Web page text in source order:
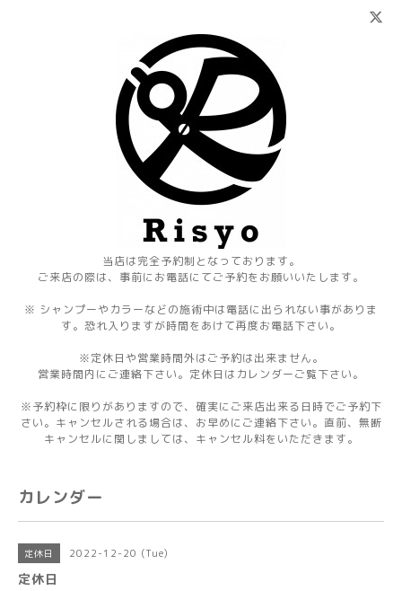
当店は完全予約制となっております。
ご来店の際は、事前にお電話にてご予約をお願いいたします。
※ シャンプーやカラーなどの施術中は電話に出られない事がありま
す。恐れ入りますが時間をあけて再度お電話下さい。
※定休日や営業時間外はご予約は出来ません。
営業時間内にご連絡下さい。定休日はカレンダーご覧下さい。
※予約枠に限りがありますので、確実にご来店出来る日時でご予約下
さい。キャンセルされる場合は、お早めにご連絡下さい。直前、無断
キャンセルに関しましては、キャンセル料をいただきます。
カレンダー
定休日 2022-12-20 (Tue)
定休日